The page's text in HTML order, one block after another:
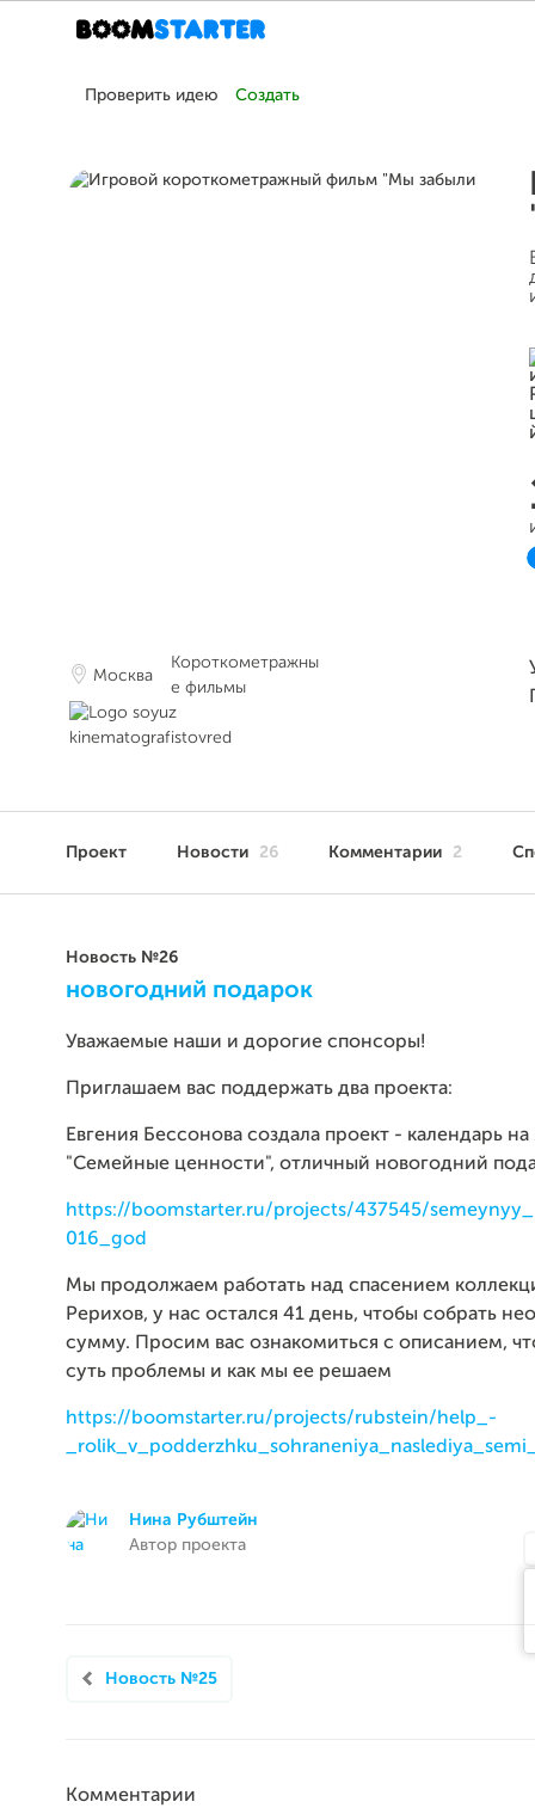
Проверить идею Создать
Москва
Короткометражны
е фильмы
Проект Новости 26 Комментарии 2
Новость №26
новогодний подарок
Уважаемые наши и дорогие спонсоры!
Приглашаем вас поддержать два проекта:
Евгения Бессонова создала проект - календарь
"Семейные ценности", отличный новогодний
https://boomstarter.ru/projects/437545/
016_god
Мы продолжаем работать над спасением
Рерихов, у нас остался 41 день, чтобы собрать
сумму. Просим вас ознакомиться с описанием,
суть проблемы и как мы ее решаем
https://boomstarter.ru/projects/rubstein/help_-
Нина Рубштейн
Автор проекта
Новость №25
Комментарии